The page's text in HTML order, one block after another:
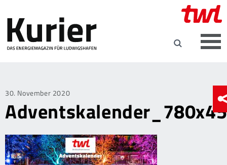
Posted
on
30. November 2020